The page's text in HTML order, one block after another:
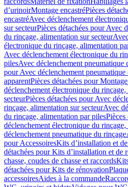
dʼurinoirMontage encastréPièces
encastréAvec déclenchement
sur secteurPièces détachées pour Avec
du rinçage, alimentation sur secteur
électronique du rinçage, alimentation
Avec déclenchement électronique du
pilesAvec déclenchement pneumatique
pour Avec déclenchement pneumatique
apparentPièces détachées pour
déclenchement électronique du
secteurPièces détachées pour Avec
rinçage, alimentation sur secteurAvec
du rinçage, alimentation par pilesPièces
déclenchement électronique du
déclenchement pneumatique du rinçage
pour AccessoiresKits d’installation et
détachées pour Kits d’installation et de
chasse, coudes de chasse et raccords
détachées pour Kits de rénovation
accessoiresAides à la commande